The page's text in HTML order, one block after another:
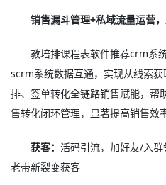
销售漏斗管理+私域流量运营
教培排课程表软件推荐crm系
scrm系统数据互通，实现从线索
排、签单转化全链路销售赋能，帮
售转化闭环管理，显著提高销售效
获客：活码引流，加好友/入群
老带新裂变获客